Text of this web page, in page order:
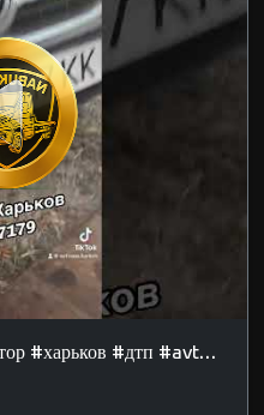
Эвакуатор Харьков #эвакуатор #харьков #дтп #avtosos